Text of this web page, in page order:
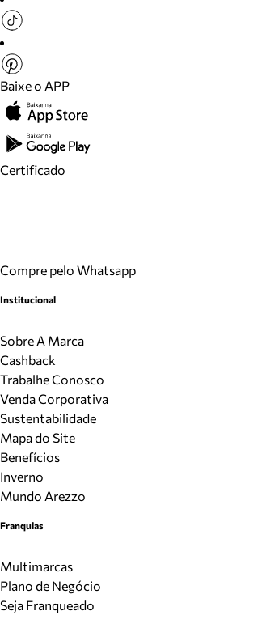
Baixe o APP
Certificado
Compre pelo Whatsapp
Institucional
Sobre A Marca
Cashback
Trabalhe Conosco
Venda Corporativa
Sustentabilidade
Mapa do Site
Benefícios
Inverno
Mundo Arezzo
Franquias
Multimarcas
Plano de Negócio
Seja Franqueado